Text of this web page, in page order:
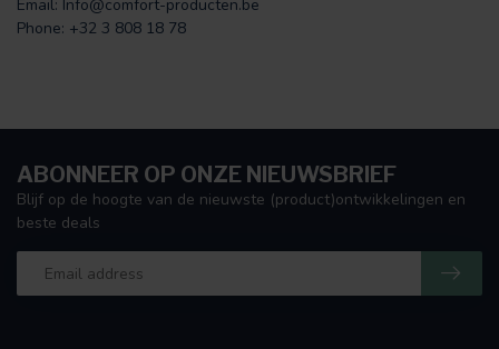
Email: Info@comfort-producten.be
Phone: +32 3 808 18 78
ABONNEER OP ONZE NIEUWSBRIEF
Blijf op de hoogte van de nieuwste (product)ontwikkelingen en
beste deals